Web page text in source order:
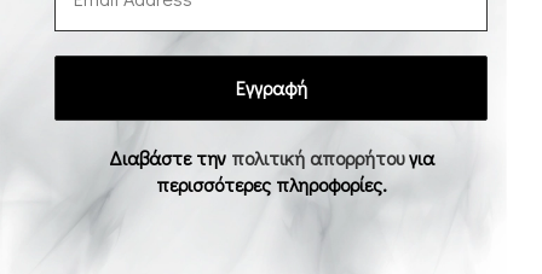
Διαβάστε την πολιτική απορρήτουγια
περισσότερες πληροφορίες.